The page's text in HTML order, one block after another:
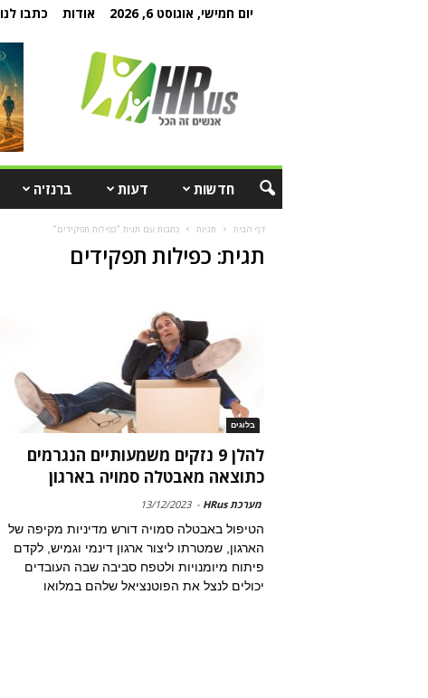
יום חמישי, אוגוסט 6, 2026 אודות כתבו לנו
חדשות דעות ברנז'ה
דף הבית תגיות כתבות עם תגית "כפילות תפקידים"
תגית: כפילות תפקידים
בלוגים
להלן 9 נזקים משמעותיים הנגרמים
כתוצאה מאבטלה סמויה בארגון
מערכת HRus -
13/12/2023
הטיפול באבטלה סמויה דורש מדיניות מקיפה של
הארגון, שמטרתו ליצור ארגון דינמי וגמיש, לקדם
פיתוח מיומנויות ולטפח סביבה שבה העובדים
יכולים לנצל את הפוטנציאל שלהם במלואו